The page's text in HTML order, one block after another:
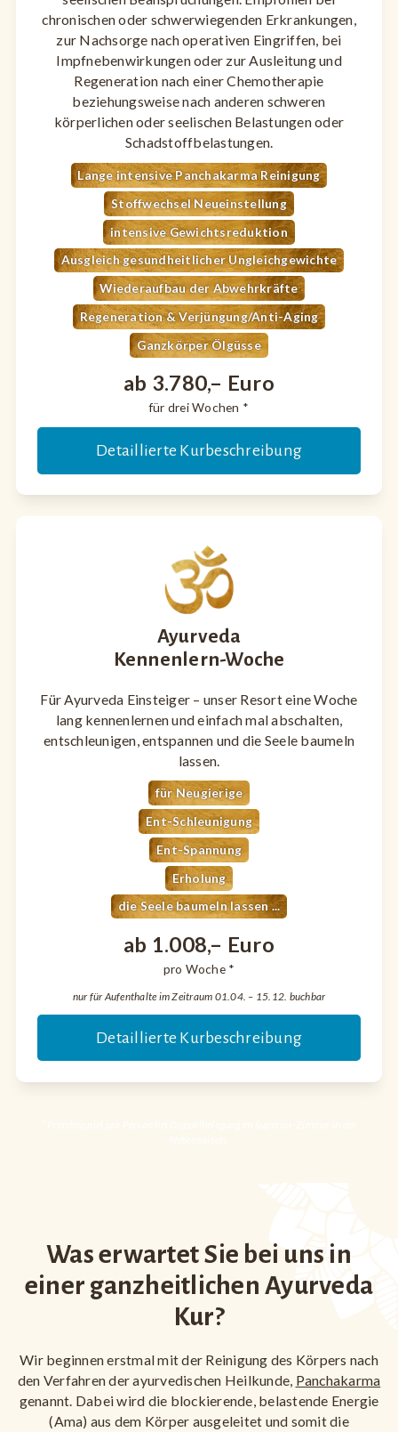
chronischen oder schwerwiegenden Erkrankungen,
zur Nachsorge nach operativen Eingriffen, bei
Impfnebenwirkungen oder zur Ausleitung und
Regeneration nach einer Chemotherapie
beziehungsweise nach anderen schweren
körperlichen oder seelischen Belastungen oder
Schadstoffbelastungen.
Lange intensive Panchakarma Reinigung
Stoffwechsel Neueinstellung
intensive Gewichtsreduktion
Ausgleich gesundheitlicher Ungleichgewichte
Wiederaufbau der Abwehrkräfte
Regeneration & Verjüngung/Anti-Aging
Ganzkörper Ölgüsse
ab 3.780,– Euro
für drei Wochen *
Detaillierte Kurbeschreibung
Ayurveda
Kennenlern-Woche
Für Ayurveda Einsteiger – unser Resort eine Woche
lang kennenlernen und einfach mal abschalten,
entschleunigen, entspannen und die Seele baumeln
lassen.
für Neugierige
Ent-Schleunigung
Ent-Spannung
Erholung
die Seele baumeln lassen ...
ab 1.008,– Euro
pro Woche *
nur für Aufenthalte im Zeitraum 01.04. – 15.12. buchbar
Detaillierte Kurbeschreibung
Was erwartet Sie bei uns in
einer ganzheitlichen Ayurveda
Kur?
Wir beginnen erstmal mit der Reinigung des Körpers nach
den Verfahren der ayurvedischen Heilkunde, Panchakarma
genannt. Dabei wird die blockierende, belastende Energie
(Ama) aus dem Körper ausgeleitet und somit die